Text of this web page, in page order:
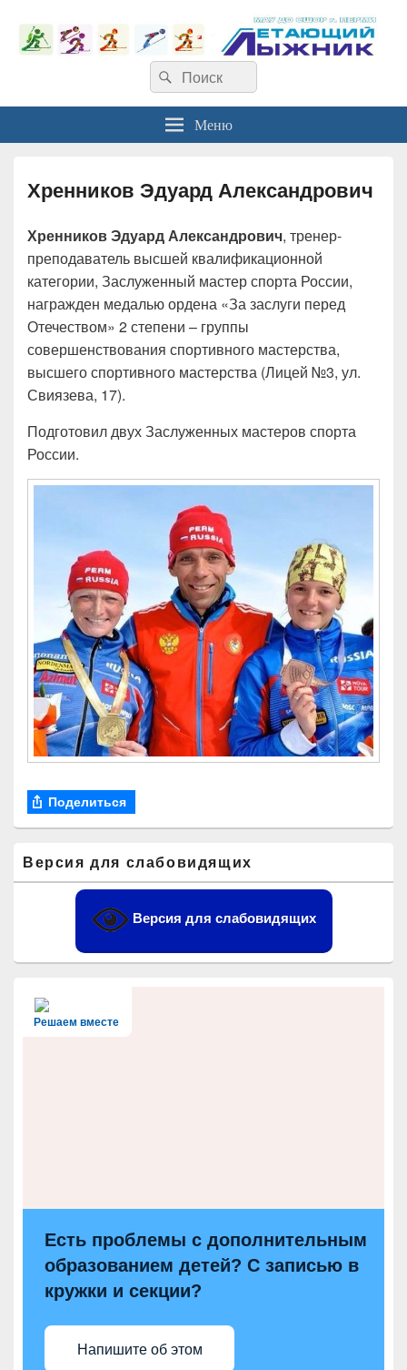
Найти:Поиск
Меню
Хренников Эдуард Александрович
Хренников Эдуард Александрович, тренер-
преподаватель высшей квалификационной
категории, Заслуженный мастер спорта России,
награжден медалью ордена «За заслуги перед
Отечеством» 2 степени – группы
совершенствования спортивного мастерства,
высшего спортивного мастерства (Лицей №3, ул.
Свиязева, 17).
Подготовил двух Заслуженных мастеров спорта
России.
Поделиться
основной
боковой
Версия для слабовидящих
Версия для слабовидящих
Решаем вместе
Есть проблемы с дополнительным
образованием детей? С записью в
кружки и секции?
Напишите об этом